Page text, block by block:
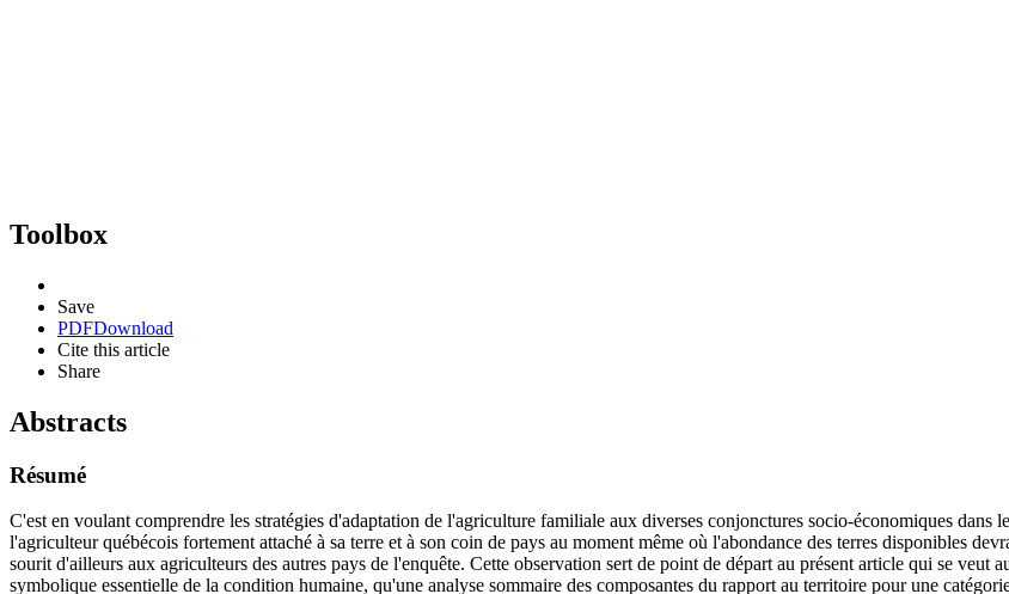
Toolbox
Save
PDFDownload
Cite this article
Share
Abstracts
Résumé
C'est en voulant comprendre les stratégies d'adaptation de l'agriculture familiale aux diverses conjonctures socio-économiques dans
l'agriculteur québécois fortement attaché à sa terre et à son coin de pays au moment même où l'abondance des terres disponibles
sourit d'ailleurs aux agriculteurs des autres pays de l'enquête. Cette observation sert de point de départ au présent article qui se
symbolique essentielle de la condition humaine, qu'une analyse sommaire des composantes du rapport au territoire pour une